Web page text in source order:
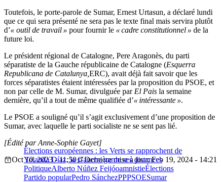
Toutefois, le porte-parole de Sumar, Ernest Urtasun, a déclaré lundi
que ce qui sera présenté ne sera pas le texte final mais servira plutôt
d’« outil de travail » pour fournir le « cadre constitutionnel » de la
future loi.
Le président régional de Catalogne, Pere Aragonès, du parti
séparatiste de la Gauche républicaine de Catalogne (Esquerra
Republicana de Catalunya, ERC), avait déjà fait savoir que les
forces séparatistes étaient intéressées par la proposition du PSOE, et
non par celle de M. Sumar, divulguée parEl Pais la semaine
dernière, qu’il a tout de même qualifiée d’« intéressante ».
Le PSOE a souligné qu’il s’agit exclusivement d’une proposition de
Sumar, avec laquelle le parti socialiste ne se sent pas lié.
Élections européennes : les Verts se rapprochent de
Yolanda Díaz, la Gauche garde ses distances
[Édité par Anne-Sophie Gayet]
Oct 10, 2023 - 11:50
Dernière mise à jour: Feb 19, 2024 - 14:21
PolitiqueAlberto Núñez FeijóoamnistieÉlections
Partido popularPedro SánchezPPPSOESumar